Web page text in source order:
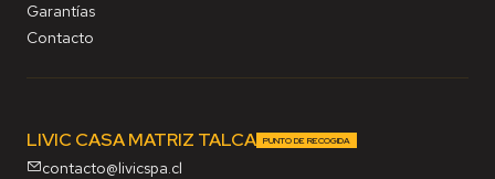
Garantías
Contacto
LIVIC CASA MATRIZ TALCA PUNTO DE RECOGIDA
contacto@livicspa.cl